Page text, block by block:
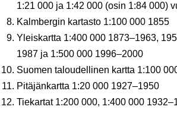
1:21 000 ja 1:42 000 (osin 1:84 000)
Kalmbergin kartasto 1:100 000 1855
Yleiskartta 1:400 000 1873–1963,
1987 ja 1:500 000 1996–2000
Suomen taloudellinen kartta 1:100
Pitäjänkartta 1:20 000 1927–1950
Tiekartat 1:200 000, 1:400 000